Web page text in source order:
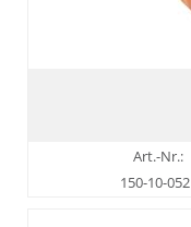
Art.-Nr.:
150-10-052